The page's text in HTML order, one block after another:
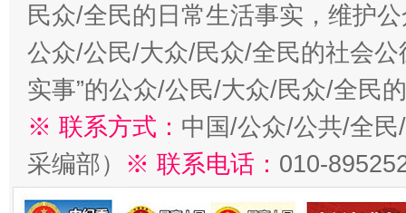
民众/全民的日常生活事实，维护
公众/公民/大众/民众/全民的社会公
实事”的公众/公民/大众/民众/全民
※ 联系方式： 中国/公众/公共/全
采编部） ※ 联系电话： 010-